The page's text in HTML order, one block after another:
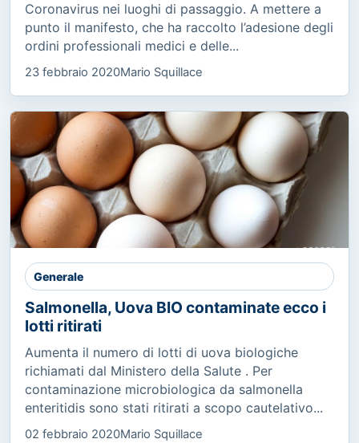
Coronavirus nei luoghi di passaggio. A mettere a
punto il manifesto, che ha raccolto l’adesione degli
ordini professionali medici e delle...
23 febbraio 2020Mario Squillace
Generale
Salmonella, Uova BIO contaminate ecco i
lotti ritirati
Aumenta il numero di lotti di uova biologiche
richiamati dal Ministero della Salute . Per
contaminazione microbiologica da salmonella
enteritidis sono stati ritirati a scopo cautelativo...
02 febbraio 2020Mario Squillace